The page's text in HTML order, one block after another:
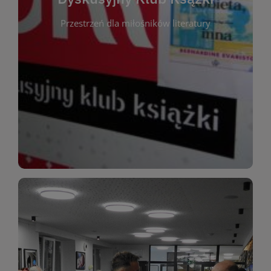
Przestrzeń dla miłośników literatury
Dyskusyjny Klub Ksążki
Dyskusyjny Klub Książki to przestrzeń dla
miłośników literatury, którzy lubią dzielić się
opiniami i emocjami po lekturze. Spotykamy się
regularnie, by rozmawiać o wybranych tytułach z
różnych gatunków literackich. Każde spotkanie to
okazja do inspirującej dyskusji, wymiany
miłośników estetycznych doznań!
WIĘCEJ